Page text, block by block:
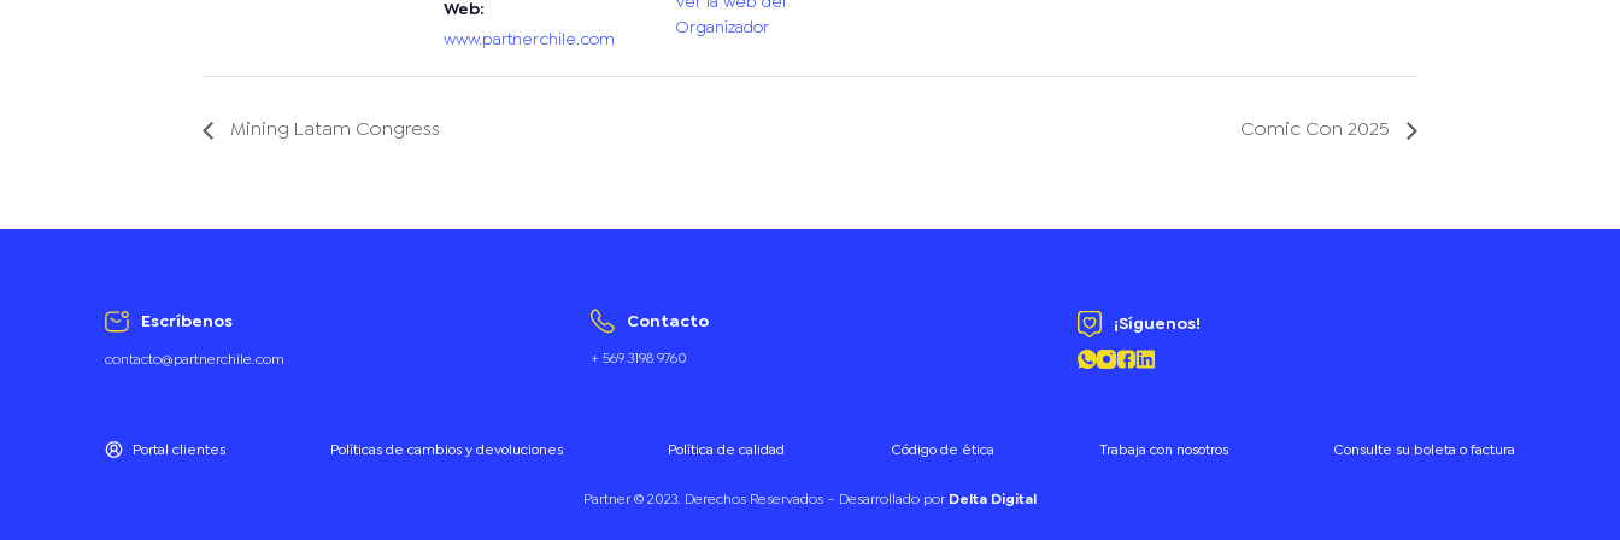
Web:
www.partnerchile.com
Organizador
Mining Latam Congress Comic Con 2025
Escríbenos
contacto@partnerchile.com
Contacto
+ 569 3198 9760
¡Síguenos!
Portal clientes Políticas de cambios y devoluciones Política de calidad Código de ética Trabaja con nosotros Consulte su boleta o factura
Partner © 2023. Derechos Reservados – Desarrollado porDelta Digital